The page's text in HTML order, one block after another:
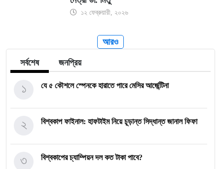
১২ ফেব্রুয়ারী, ২০২৬
আরও
সর্বশেষ জনপ্রিয়
যে ৫ কৌশলে স্পেনকে হারাতে পারে মেসির আর্জেন্টিনা
১
বিশ্বকাপ ফাইনাল: হাফটাইম নিয়ে চূড়ান্ত সিদ্ধান্ত জানাল ফিফা
২
বিশ্বকাপের চ্যাম্পিয়ন দল কত টাকা পাবে?
৩